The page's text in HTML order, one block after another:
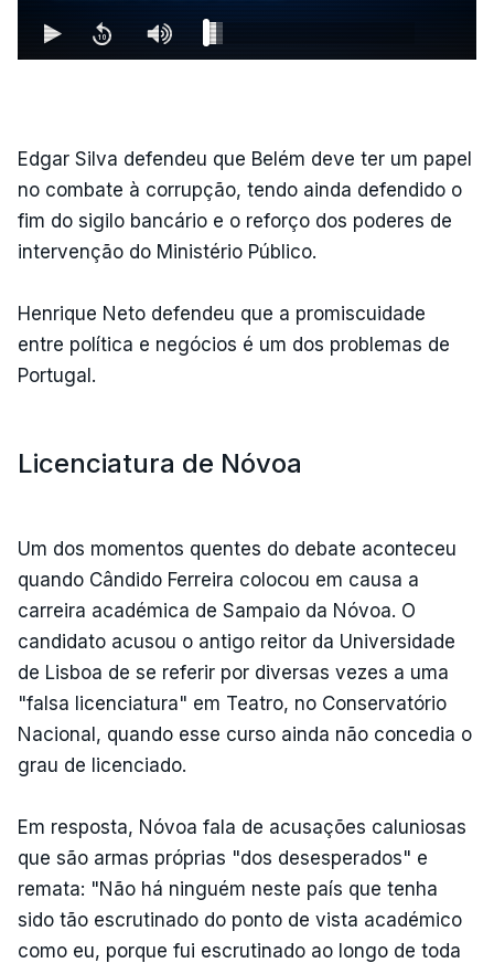
Edgar Silva defendeu que Belém deve ter um papel
no combate à corrupção, tendo ainda defendido o
fim do sigilo bancário e o reforço dos poderes de
intervenção do Ministério Público.
Henrique Neto defendeu que a promiscuidade
entre política e negócios é um dos problemas de
Portugal.
Licenciatura de Nóvoa
Um dos momentos quentes do debate aconteceu
quando Cândido Ferreira colocou em causa a
carreira académica de Sampaio da Nóvoa. O
candidato acusou o antigo reitor da Universidade
de Lisboa de se referir por diversas vezes a uma
"falsa licenciatura" em Teatro, no Conservatório
Nacional, quando esse curso ainda não concedia o
grau de licenciado.
Em resposta, Nóvoa fala de acusações caluniosas
que são armas próprias "dos desesperados" e
remata: "Não há ninguém neste país que tenha
sido tão escrutinado do ponto de vista académico
como eu, porque fui escrutinado ao longo de toda